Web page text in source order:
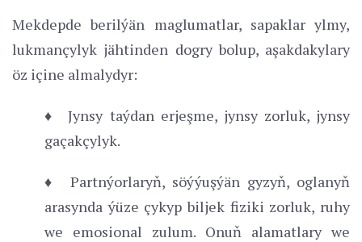
Mekdepde berilýän maglumatlar, sapaklar ylmy,
lukmançylyk jähtinden dogry bolup, aşakdakylary
öz içine almalydyr:
♦ Jynsy taýdan erjeşme, jynsy zorluk, jynsy
gaçakçylyk.
♦ Partnýorlaryň, söýýuşýän gyzyň, oglanyň
arasynda ýüze çykyp biljek fiziki zorluk, ruhy
we emosional zulum. Onuň alamatlary we